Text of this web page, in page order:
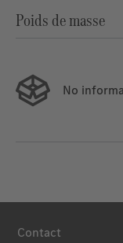
Poids de masse
No
Contact